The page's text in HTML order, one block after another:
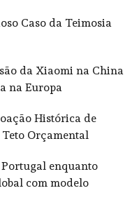
Caso da Teimosia
da Xiaomi na China
na Europa
Histórica de
Orçamental
enquanto
com modelo